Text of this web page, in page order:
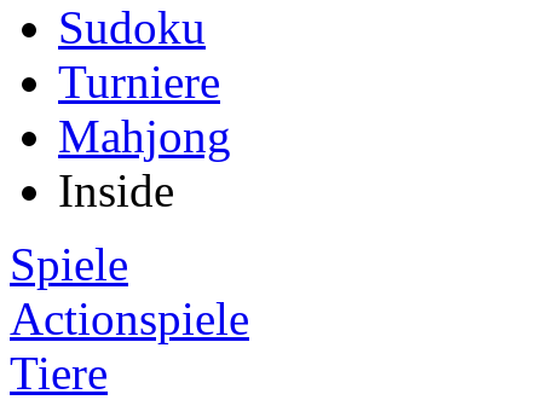
Sudoku
Turniere
Mahjong
Inside
Spiele
Actionspiele
Tiere